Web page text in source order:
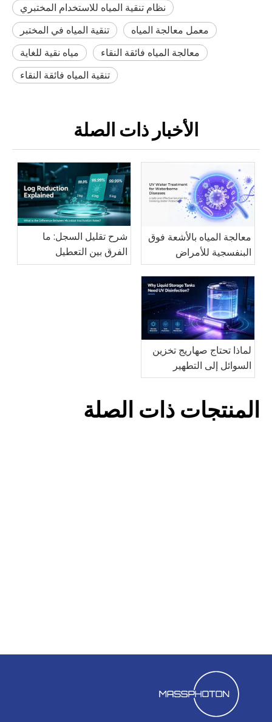
نظام تنقية المياه للاستخدام المختبري
تنقية المياه في المختبر
معمل معالجة المياه
مياه نقية للغاية
معالجة المياه فائقة النقاء
تنقية المياه فائقة النقاء
الأخبار ذات الصلة
معالجة المياه بالأشعة فوق
البنفسجية للأمراض
المنقولة بالمياه: حل آمن
وفعال لحماية مياه الشرب
شرح تقليل السجل: ما
الفرق بين التعطيل
الميكروبي بنسبة 99.9%
لماذا تحتاج صهاريج تخزين
السوائل إلى التطهير
بالأشعة فوق البنفسجية؟
المنتجات ذات الصلة